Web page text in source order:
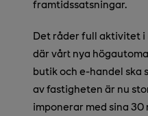
framtidssatsningar.
Det råder full aktivitet i
där vårt nya
butik och e-handel ska
av fastigheten är nu
imponerar med sina 30